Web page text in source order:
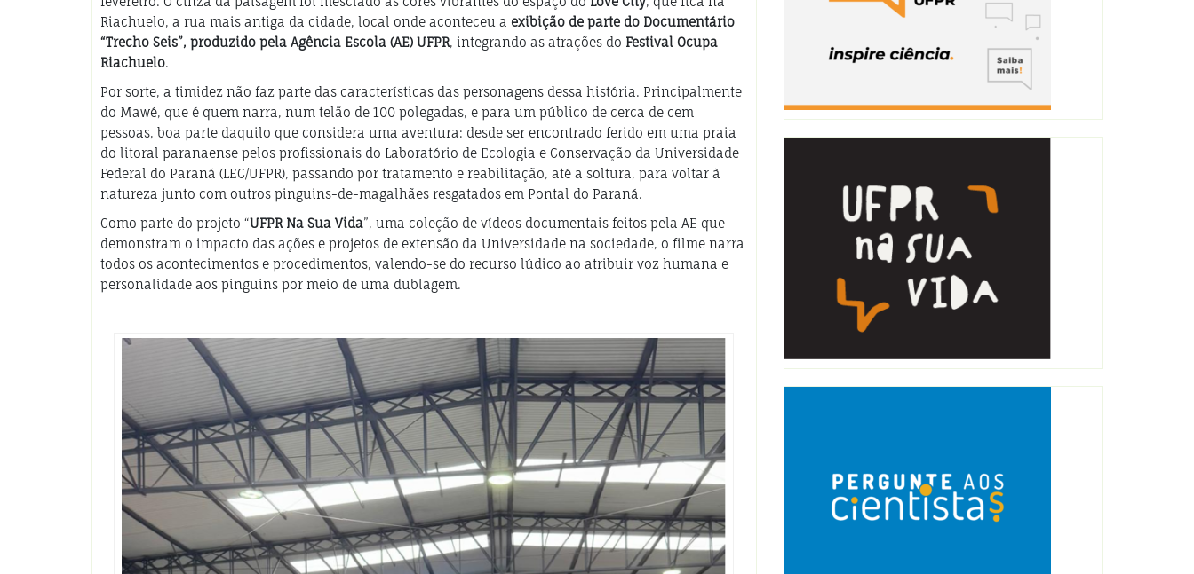
Riachuelo, a rua mais antiga da cidade, local onde aconteceu a exibição de parte do Documentário
“Trecho Seis”, produzido pela Agência Escola (AE) UFPR, integrando as atrações do Festival Ocupa
Riachuelo.
Por sorte, a timidez não faz parte das características das personagens dessa história. Principalmente
do Mawé, que é quem narra, num telão de 100 polegadas, e para um público de cerca de cem
pessoas, boa parte daquilo que considera uma aventura: desde ser encontrado ferido em uma praia
do litoral paranaense pelos profissionais do Laboratório de Ecologia e Conservação da Universidade
Federal do Paraná (LEC/UFPR), passando por tratamento e reabilitação, até a soltura, para voltar à
natureza junto com outros pinguins-de-magalhães resgatados em Pontal do Paraná.
Como parte do projeto “UFPR Na Sua Vida”, uma coleção de vídeos documentais feitos pela AE que
demonstram o impacto das ações e projetos de extensão da Universidade na sociedade, o filme narra
todos os acontecimentos e procedimentos, valendo-se do recurso lúdico ao atribuir voz humana e
personalidade aos pinguins por meio de uma dublagem.